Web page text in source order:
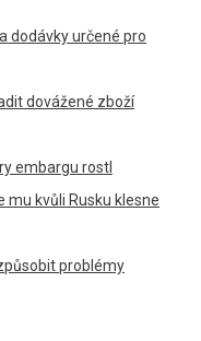
dodávky určené pro
dovážené zboží
embargu rostl
mu kvůli Rusku klesne
problémy